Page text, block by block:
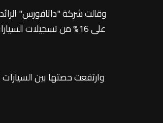
وقالت شركة "داتافورس"
على 16% من تسجيلات السيارات الهجين في أوروبا الشهر الماضي، بزيادة 1% مقارنة بشهر يناير/كانون الثاني.
وارتفعت حصتها بين السيارات الكهربائية